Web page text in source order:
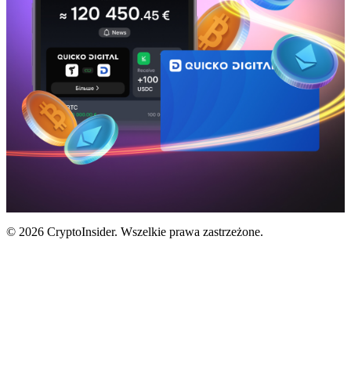
© 2026 CryptoInsider. Wszelkie prawa zastrzeżone.